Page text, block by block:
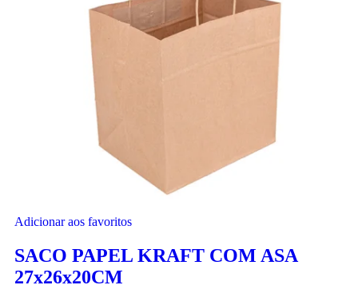
Adicionar aos favoritos
SACO PAPEL KRAFT COM ASA
27x26x20CM